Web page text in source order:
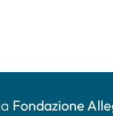
Fondazione